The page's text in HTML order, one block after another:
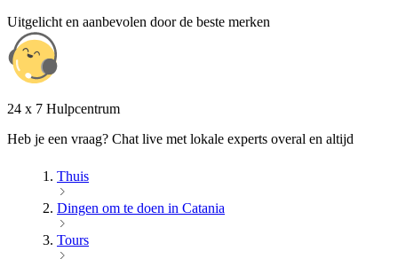
Uitgelicht en aanbevolen door de beste merken
24 x 7 Hulpcentrum
Heb je een vraag? Chat live met lokale experts overal en altijd
Thuis
Dingen om te doen in Catania
Tours